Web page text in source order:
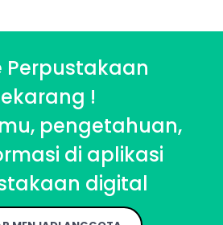
Perpustakaan
!
pengetahuan,
di aplikasi
digital